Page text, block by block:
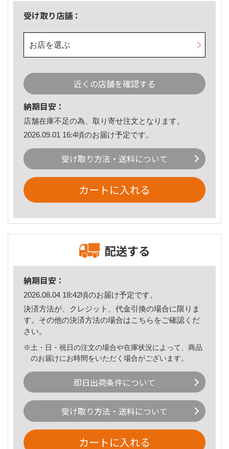
受け取り店舗：
お店を選ぶ
近くの店舗を確認する
納期目安：
店舗在庫不足の為、取り寄せ注文となります。
2026.09.01 16:4頃のお届け予定です。
受け取り方法・送料について
カートに入れる
配送する
納期目安：
2026.08.04 18:42頃のお届け予定です。
決済方法が、クレジット、代金引換の場合に限りま
す。その他の決済方法の場合はこちら をご確認くだ
さい。
※土・日・祝日の注文の場合や在庫状況によって、商品
のお届けにお時間をいただく場合がございます。
即日出荷条件について
受け取り方法・送料について
カートに入れる